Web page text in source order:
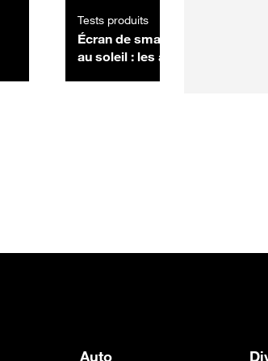
Tests produits
Écran de smartphone illisible
au soleil : les astuces
Auto